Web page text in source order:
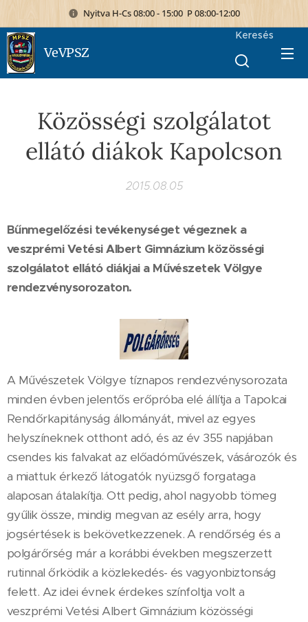
Nyitva H-Cs 08:00 - 15:00 P 08:00-12:00
VeVPSZ
Keresés
Közösségi szolgálatot
ellátó diákok Kapolcson
2015.08.05
Bűnmegelőzési tevékenységet végeznek a
veszprémi Vetési Albert Gimnázium közösségi
szolgálatot ellátó diákjai a Művészetek Völgye
rendezvénysorozaton.
A Művészetek Völgye tíznapos rendezvénysorozata
minden évben jelentős erőpróba elé állítja a Tapolcai
Rendőrkapitányság állományát, mivel az egyes
helyszíneknek otthont adó, és az év 355 napjában
csendes kis falvakat az előadóművészek, vásározók és
a miattuk érkező látogatók nyüzsgő forgataga
alaposan átalakítja. Ott pedig, ahol nagyobb tömeg
gyűlik össze, mindig megvan az esély arra, hogy
jogsértések is bekövetkezzenek. A rendőrség és a
polgárőrség már a korábbi években megszerzett
rutinnal őrködik a közlekedés- és vagyonbiztonság
felett. Az idei évnek érdekes színfoltja volt a
veszprémi Vetési Albert Gimnázium közösségi